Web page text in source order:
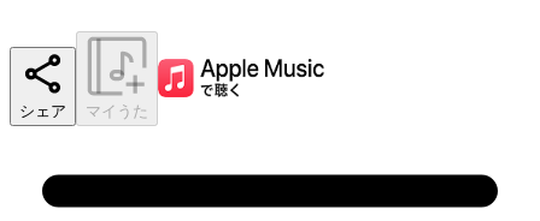
シェア マイうた